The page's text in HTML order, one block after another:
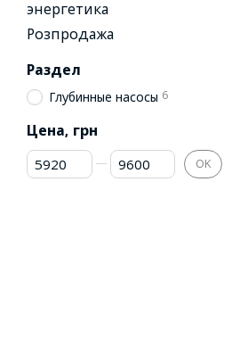
энергетика
Розпродажа
Раздел
Глубинные насосы 6
Цена, грн
От Цена, грн
До Цена, грн OK